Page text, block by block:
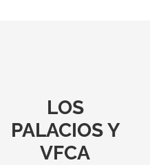
LOS
PALACIOS Y
VFCA